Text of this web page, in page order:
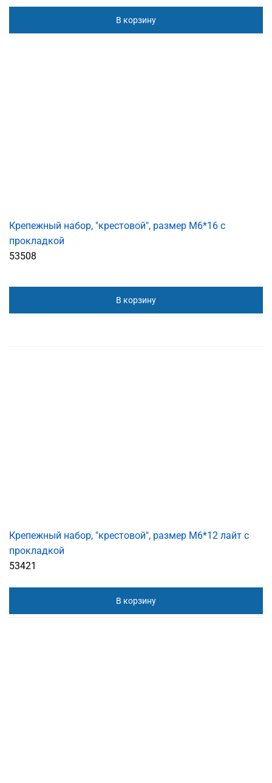
В корзину
Крепежный набор, "крестовой", размер M6*16 с
прокладкой
53508
В корзину
Крепежный набор, "крестовой", размер M6*12 лайт с
прокладкой
53421
В корзину